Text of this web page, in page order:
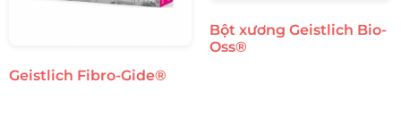
Geistlich Fibro-Gide®
Bột xương Geistlich Bio-
Oss®